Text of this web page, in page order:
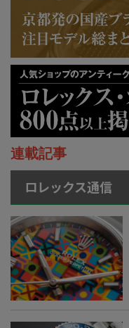
連載記事
ロレックス通信